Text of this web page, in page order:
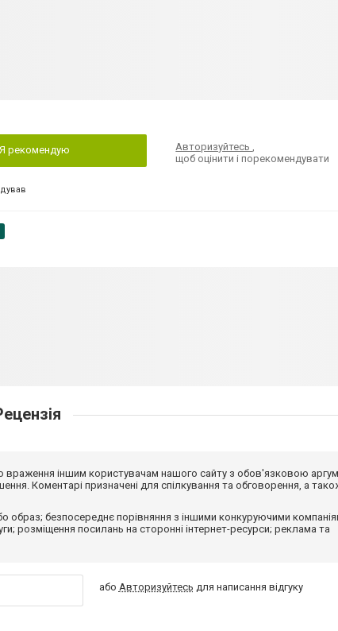
Я рекомендую Авторизуйтесь,
щоб оцінити і порекомендувати
враження іншим користувачам нашого сайту з обов'язковою
Коментарі призначені для спілкування та обговорення, а
образ; безпосереднє порівняння з іншими конкуруючими
розміщення посилань на сторонні інтернет-ресурси; реклама та
або Авторизуйтесь для написання відгуку